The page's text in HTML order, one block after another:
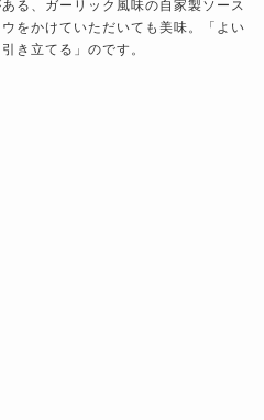
る、ガーリック風味の自家製ソース
をかけていただいても美味。「よい
き立てる」のです。